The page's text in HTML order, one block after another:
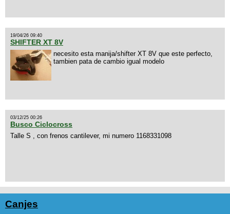
19/04/26 09:40
SHIFTER XT 8V
necesito esta manija/shifter XT 8V que este perfecto,
tambien pata de cambio igual modelo
03/12/25 00:26
Busco Ciclocross
Talle S , con frenos cantilever, mi numero 1168331098
Canjes